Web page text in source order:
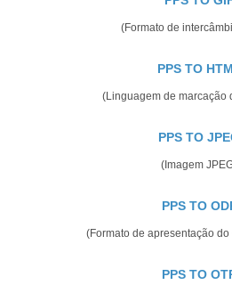
(Formato de
PPS TO
(Linguagem de marcação
PPS TO
(Imagem
PPS TO
(Formato de apresentação
PPS TO